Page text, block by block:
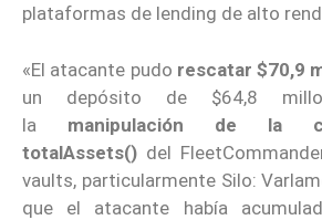
plataformas de lending de alto
«El atacante pudo rescatar $70,9
un depósito de $64,8
la manipulación de la
totalAssets() del
vaults, particularmente Silo:
que el atacante había